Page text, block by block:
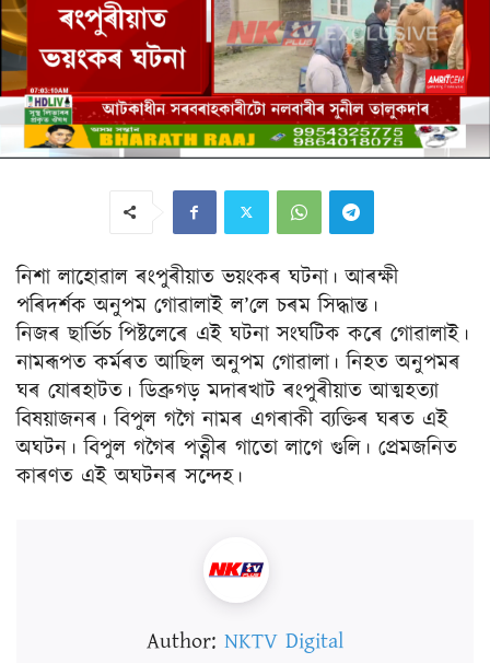
নিশা লাহোৱাল ৰংপুৰীয়াত ভয়ংকৰ ঘটনা। আৰক্ষী
পৰিদৰ্শক অনুপম গোৱালাই ল’লে চৰম সিদ্ধান্ত।
নিজৰ ছাৰ্ভিচ পিষ্টলেৰে এই ঘটনা সংঘটিক কৰে গোৱালাই।
নামৰূপত কৰ্মৰত আছিল অনুপম গোৱালা। নিহত অনুপমৰ
ঘৰ যোৰহাটত। ডিব্ৰুগড় মদাৰখাট ৰংপুৰীয়াত আত্মহত্যা
বিষয়াজনৰ। বিপুল গগৈ নামৰ এগৰাকী ব্যক্তিৰ ঘৰত এই
অঘটন। বিপুল গগৈৰ পত্নীৰ গাতো লাগে গুলি। প্রেমজনিত
কাৰণত এই অঘটনৰ সন্দেহ।
Author: NKTV Digital